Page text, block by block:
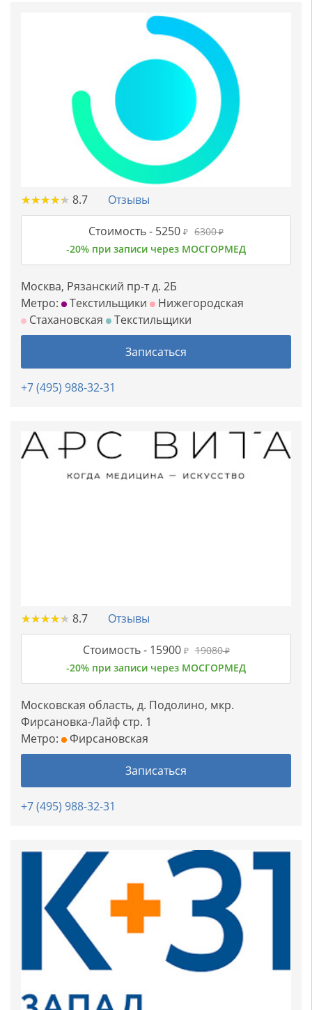
★★★★★
★★★★★ 8.7 Отзывы
Стоимость - 5250 ₽ 6300₽
-20% при записи через МОСГОРМЕД
Москва, Рязанский пр-т д. 2Б
Метро:
Текстильщики
Нижегородская
Стахановская
Текстильщики
Записаться
+7 (495) 988-32-31
★★★★★
★★★★★ 8.7 Отзывы
Стоимость -15900 ₽ 19080₽
-20% при записи через МОСГОРМЕД
Московская область, д. Подолино, мкр.
Фирсановка-Лайф стр. 1
Метро:
Фирсановская
Записаться
+7 (495) 988-32-31